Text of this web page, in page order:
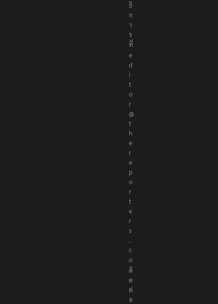
ธิ
ก
า
ร
ที่
e
d
i
t
o
r
@
t
h
e
r
e
p
o
r
t
e
r
s
.
c
o
ติ
ด
ต่
อ